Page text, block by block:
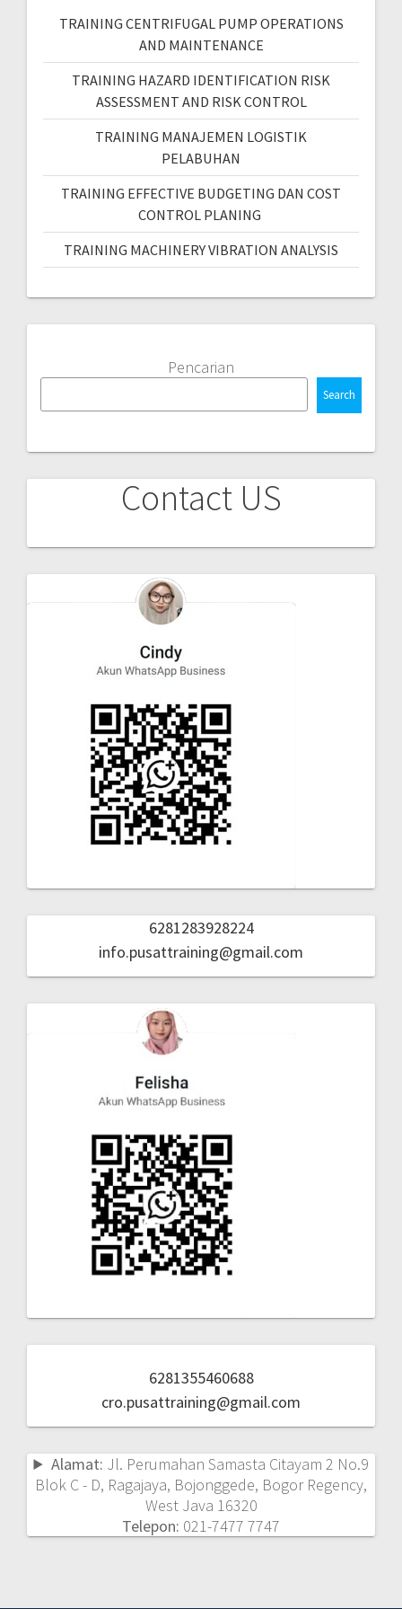
TRAINING CENTRIFUGAL PUMP OPERATIONS
AND MAINTENANCE
TRAINING HAZARD IDENTIFICATION RISK
ASSESSMENT AND RISK CONTROL
TRAINING MANAJEMEN LOGISTIK
PELABUHAN
TRAINING EFFECTIVE BUDGETING DAN COST
CONTROL PLANING
TRAINING MACHINERY VIBRATION ANALYSIS
Pencarian
Search
Contact US
6281283928224
info.pusattraining@gmail.com
6281355460688
cro.pusattraining@gmail.com
Alamat: Jl. Perumahan Samasta Citayam 2 No.9
Blok C - D, Ragajaya, Bojonggede, Bogor Regency,
West Java 16320
Telepon: 021-7477 7747